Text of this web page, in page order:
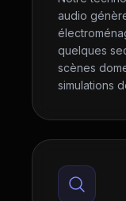
audio
quelques
scènes
simulations